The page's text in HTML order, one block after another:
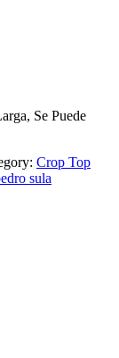
Se Puede
Crop Top
sula